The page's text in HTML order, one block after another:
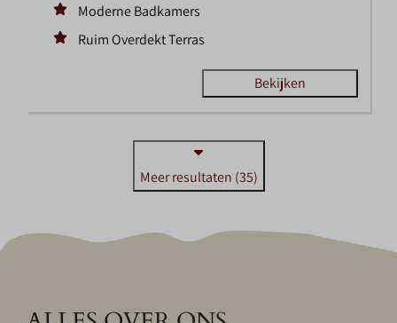
Moderne Badkamers
Ruim Overdekt Terras
Bekijken
Meer resultaten (35)